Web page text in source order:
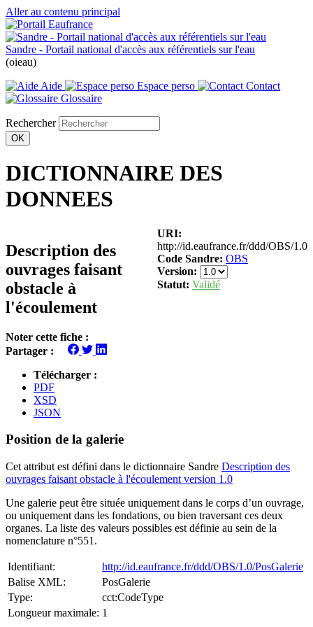
Aller au contenu principal
Sandre - Portail national d'accès aux référentiels sur l'eau
(oieau)
Aide
Espace perso
Contact
Glossaire
Rechercher
DICTIONNAIRE DES
DONNEES
Description des
ouvrages faisant
obstacle à
l'écoulement
URI:
http://id.eaufrance.fr/ddd/OBS/1.0
Code Sandre: OBS
Version:
Statut: Validé
Noter cette fiche :
Partager :
Télécharger :
PDF
XSD
JSON
Position de la galerie
Cet attribut est défini dans le dictionnaire Sandre Description des
ouvrages faisant obstacle à l'écoulement version 1.0
Une galerie peut être située uniquement dans le corps d’un ouvrage,
ou uniquement dans les fondations, ou bien traversant ces deux
organes. La liste des valeurs possibles est définie au sein de la
nomenclature n°551.
Identifiant:
http://id.eaufrance.fr/ddd/OBS/1.0/PosGalerie
Balise XML:
PosGalerie
Type:
cct:CodeType
Longueur maximale: 1